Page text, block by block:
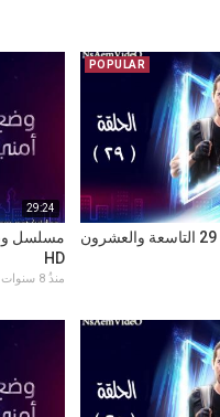
POPULAR
مسلسل وضع امني الحلقة 29 التاسعة والعشرون
29:24
HD
منذُ 8 سنوات